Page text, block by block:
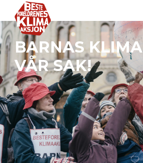
BARNAS KLIMA
VÅR SAK!